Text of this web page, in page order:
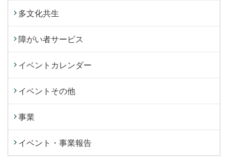
多文化共生
障がい者サービス
イベントカレンダー
イベントその他
事業
イベント・事業報告